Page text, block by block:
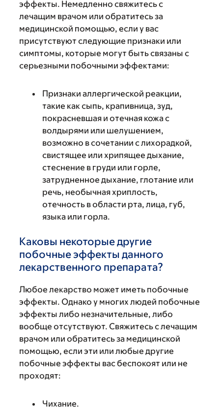
эффекты. Немедленно свяжитесь с
лечащим врачом или обратитесь за
медицинской помощью, если у вас
присутствуют следующие признаки или
симптомы, которые могут быть связаны с
серьезными побочными эффектами:
Признаки аллергической реакции,
такие как сыпь, крапивница, зуд,
покрасневшая и отечная кожа с
волдырями или шелушением,
возможно в сочетании с лихорадкой,
свистящее или хрипящее дыхание,
стеснение в груди или горле,
затрудненное дыхание, глотание или
речь, необычная хриплость,
отечность в области рта, лица, губ,
языка или горла.
Каковы некоторые другие
побочные эффекты данного
лекарственного препарата?
Любое лекарство может иметь побочные
эффекты. Однако у многих людей побочные
эффекты либо незначительные, либо
вообще отсутствуют. Свяжитесь с лечащим
врачом или обратитесь за медицинской
помощью, если эти или любые другие
побочные эффекты вас беспокоят или не
проходят:
Чихание.